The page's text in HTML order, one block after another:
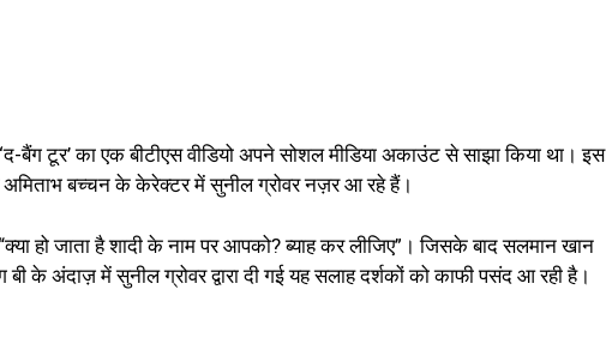
बैंग टूर’ का एक बीटीएस वीडियो अपने सोशल मीडिया अकाउंट से साझा किया था। इस
अमिताभ बच्चन के केरेक्टर में सुनील ग्रोवर नज़र आ रहे हैं।
हो जाता है शादी के नाम पर आपको? ब्याह कर लीजिए”। जिसके बाद सलमान खान
के अंदाज़ में सुनील ग्रोवर द्वारा दी गई यह सलाह दर्शकों को काफी पसंद आ रही है।